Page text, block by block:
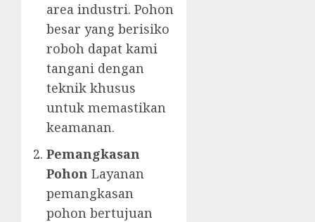
area industri. Pohon
besar yang berisiko
roboh dapat kami
tangani dengan
teknik khusus
untuk memastikan
keamanan.
Pemangkasan
Pohon Layanan
pemangkasan
pohon bertujuan